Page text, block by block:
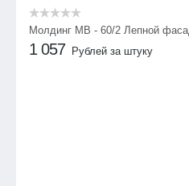
Молдинг МВ - 60/2 Лепной
1 057 Рублей за штуку